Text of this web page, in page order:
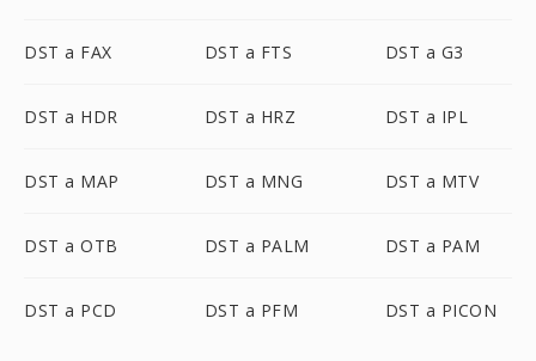
DST a FAX DST a FTS DST a G3
DST a HDR DST a HRZ DST a IPL
DST a MAP DST a MNG DST a MTV
DST a OTB DST a PALM DST a PAM
DST a PCD DST a PFM DST a PICON